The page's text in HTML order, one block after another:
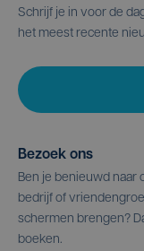
Schrijf je in voor de
het meest recente
Bezoek ons
Ben je benieuwd naar
bedrijf of
schermen brengen?
boeken.